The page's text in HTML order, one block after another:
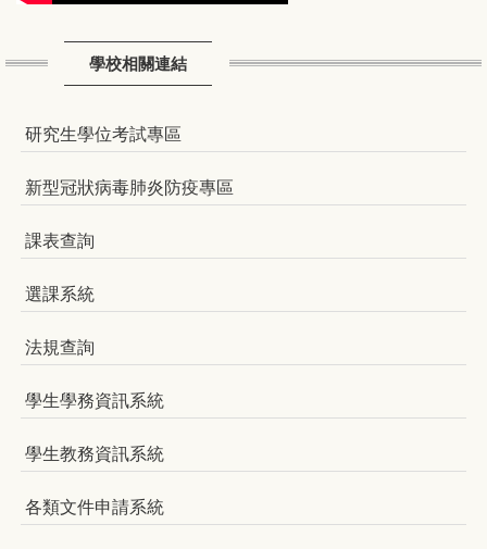
學校相關連結
研究生學位考試專區
新型冠狀病毒肺炎防疫專區
課表查詢
選課系統
法規查詢
學生學務資訊系統
學生教務資訊系統
各類文件申請系統